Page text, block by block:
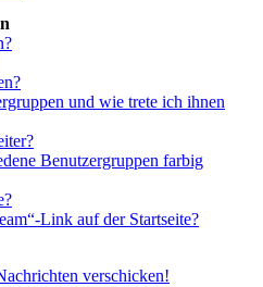
und wie trete ich ihnen
Benutzergruppen farbig
Link auf der Startseite?
verschicken!